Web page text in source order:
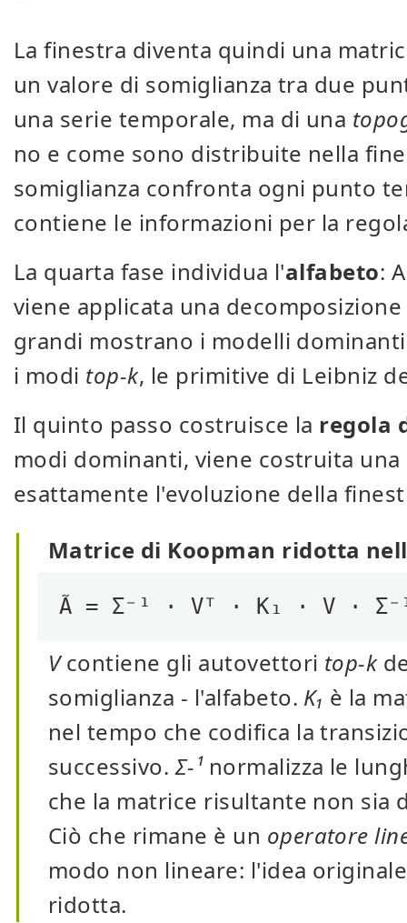
La finestra diventa quindi una
un valore di somiglianza tra due
una serie temporale, ma di una
no e come sono distribuite nella
somiglianza confronta ogni punto
contiene le informazioni per la
La quarta fase individua l'alfabeto:
viene applicata una
grandi mostrano i modelli
i modi top-k, le primitive di Leibniz
Il quinto passo costruisce la regola
modi dominanti, viene costruita
esattamente l'evoluzione della
Matrice di Koopman ridotta
Ã = Σ⁻¹ · Vᵀ · K₁ · V ·
Vcontiene gli autovettori top-k
somiglianza - l'alfabeto. K₁ è la
nel tempo che codifica la
successivo.Σ-¹normalizza le
che la matrice risultante non sia
Ciò che rimane è un operatore
modo non lineare: l'idea
ridotta.